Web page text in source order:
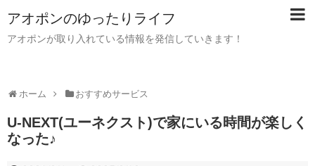
アオポンのゆったりライフ
アオポンが取り入れている情報を発信していきます！
ホーム おすすめサービス
U-NEXT(ユーネクスト)で家にいる時間が楽しく
なった♪